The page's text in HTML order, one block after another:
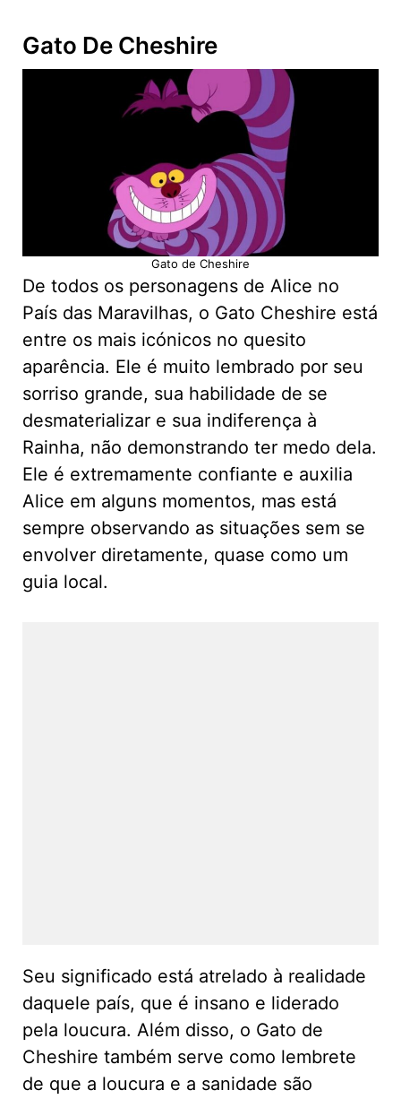
Gato De Cheshire
Gato de Cheshire
De todos os personagens de Alice no
País das Maravilhas, o Gato Cheshire está
entre os mais icónicos no quesito
aparência. Ele é muito lembrado por seu
sorriso grande, sua habilidade de se
desmaterializar e sua indiferença à
Rainha, não demonstrando ter medo dela.
Ele é extremamente confiante e auxilia
Alice em alguns momentos, mas está
sempre observando as situações sem se
envolver diretamente, quase como um
guia local.
Seu significado está atrelado à realidade
daquele país, que é insano e liderado
pela loucura. Além disso, o Gato de
Cheshire também serve como lembrete
de que a loucura e a sanidade são